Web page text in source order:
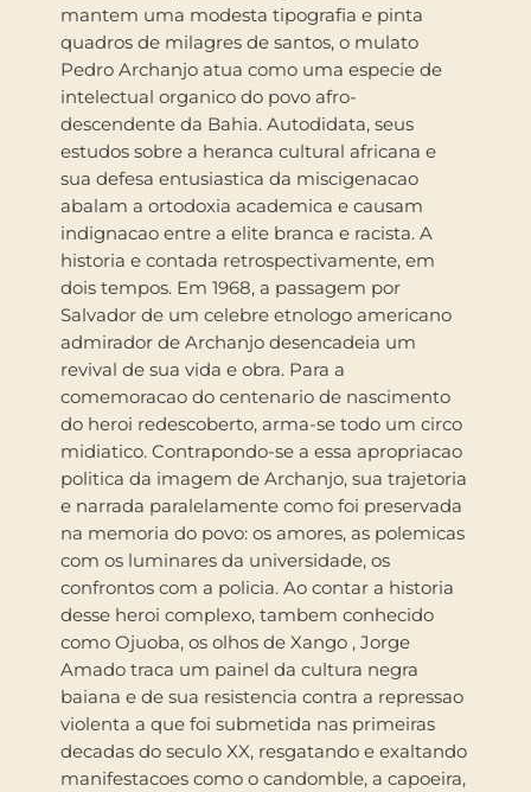
mantem uma modesta tipografia e pinta
quadros de milagres de santos, o mulato
Pedro Archanjo atua como uma especie de
intelectual organico do povo afro-
descendente da Bahia. Autodidata, seus
estudos sobre a heranca cultural africana e
sua defesa entusiastica da miscigenacao
abalam a ortodoxia academica e causam
indignacao entre a elite branca e racista. A
historia e contada retrospectivamente, em
dois tempos. Em 1968, a passagem por
Salvador de um celebre etnologo americano
admirador de Archanjo desencadeia um
revival de sua vida e obra. Para a
comemoracao do centenario de nascimento
do heroi redescoberto, arma-se todo um circo
midiatico. Contrapondo-se a essa apropriacao
politica da imagem de Archanjo, sua trajetoria
e narrada paralelamente como foi preservada
na memoria do povo: os amores, as polemicas
com os luminares da universidade, os
confrontos com a policia. Ao contar a historia
desse heroi complexo, tambem conhecido
como Ojuoba, os olhos de Xango , Jorge
Amado traca um painel da cultura negra
baiana e de sua resistencia contra a repressao
violenta a que foi submetida nas primeiras
decadas do seculo XX, resgatando e exaltando
manifestacoes como o candomble, a capoeira,